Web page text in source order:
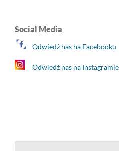
Social Media
Odwiedż nas na Facebooku
Odwiedź nas na Instagramie